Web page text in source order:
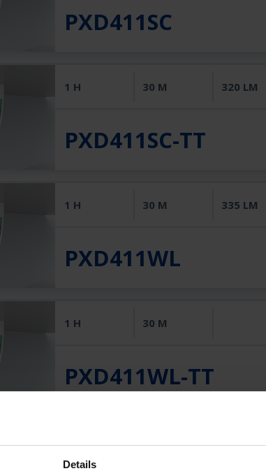
Details
PXD411SC
1 H 30 M 320 LM
PXD411SC-TT
1 H 30 M 335 LM
PXD411WL
1 H 30 M
PXD411WL-TT